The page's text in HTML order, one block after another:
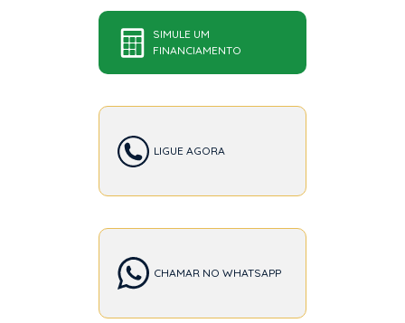
SIMULE UM
FINANCIAMENTO
LIGUE AGORA
CHAMAR NO WHATSAPP